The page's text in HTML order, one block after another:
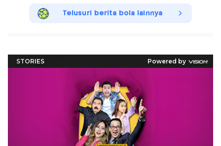
Telusuri berita bola lainnya